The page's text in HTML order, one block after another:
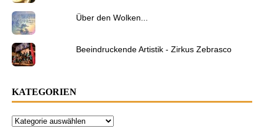
Über den Wolken...
Beeindruckende Artistik - Zirkus Zebrasco
KATEGORIEN